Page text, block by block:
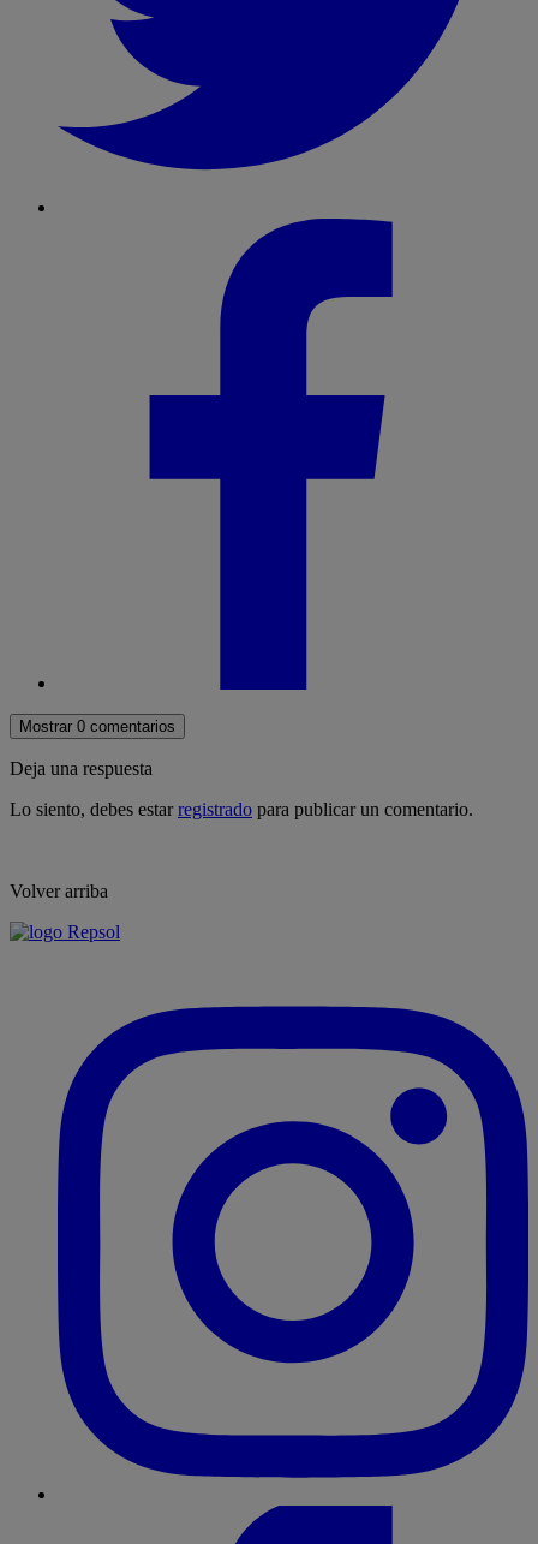
Mostrar 0 comentarios
Deja una respuesta
Lo siento, debes estarregistrado para publicar un comentario.
Volver arriba